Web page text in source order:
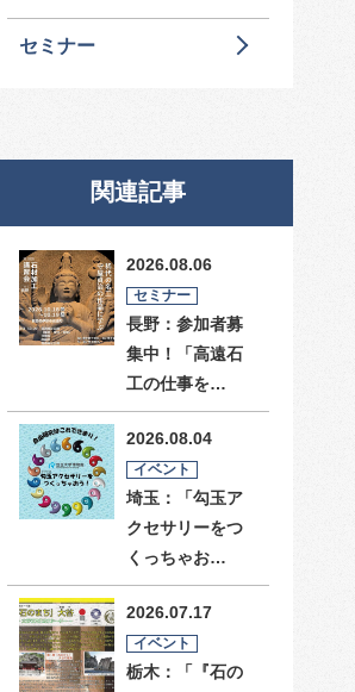
セミナー
関連記事
2026.08.06
セミナー
長野：参加者募
集中！「高遠石
工の仕事を…
2026.08.04
イベント
埼玉：「勾玉ア
クセサリーをつ
くっちゃお…
2026.07.17
イベント
栃木：「『石の